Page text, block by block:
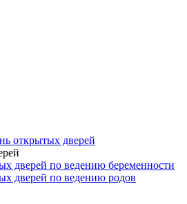
открытых дверей
дверей по ведению беременности
дверей по ведению родов